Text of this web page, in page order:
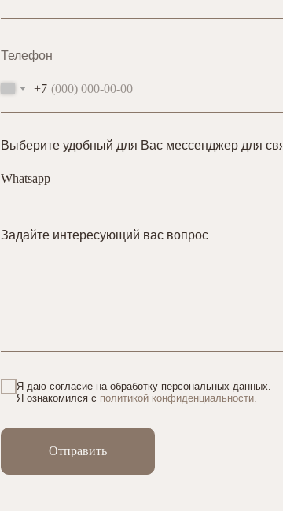
Телефон
+7
Выберите удобный для Вас мессенджер для
Задайте интересующий вас вопрос
Я даю согласие на обработку персональных данных.
Я ознакомился с политикой конфиденциальности.
Отправить